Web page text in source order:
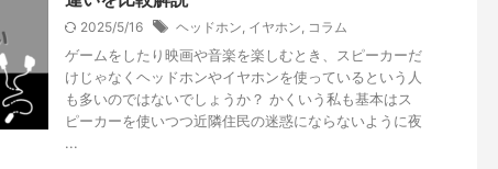
2025/5/16 ヘッドホン, イヤホン, コラム
ゲームをしたり映画や音楽を楽しむとき、スピーカーだ
けじゃなくヘッドホンやイヤホンを使っているという人
も多いのではないでしょうか？ かくいう私も基本はス
ピーカーを使いつつ近隣住民の迷惑にならないように夜
...